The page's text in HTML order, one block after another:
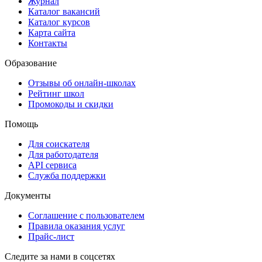
Каталог вакансий
Каталог курсов
Карта сайта
Контакты
Образование
Отзывы об онлайн-школах
Рейтинг школ
Промокоды и скидки
Помощь
Для соискателя
Для работодателя
API сервиса
Служба поддержки
Документы
Соглашение с пользователем
Правила оказания услуг
Прайс-лист
Следите за нами в соцсетях